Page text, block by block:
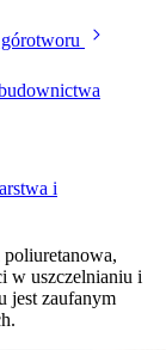
i
w uszczelnianiu i
jest zaufanym